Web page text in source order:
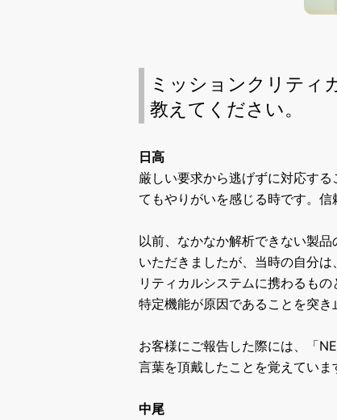
ミッションクリティ
教えてください。
日高
厳しい要求から逃げずに対応す
てもやりがいを感じる時です。信
以前、なかなか解析できない製
いただきましたが、当時の自分
リティカルシステムに携わるも
特定機能が原因であることを突
お客様にご報告した際には、「
言葉を頂戴したことを覚えてい
中尾